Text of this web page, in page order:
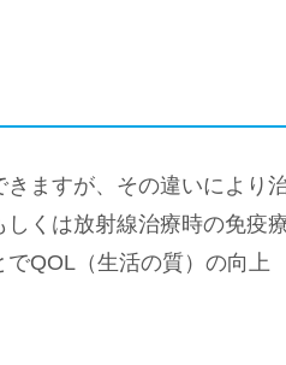
ますが、その違いにより
くは放射線治療時の免疫
QOL（生活の質）の向上